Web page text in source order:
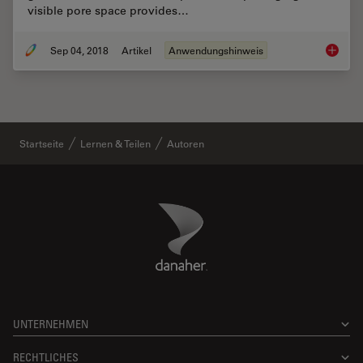
visible pore space provides…
Sep 04, 2018 Artikel Anwendungshinweis
Startseite Lernen & Teilen Autoren
Danaher Logo
UNTERNEHMEN
RECHTLICHES